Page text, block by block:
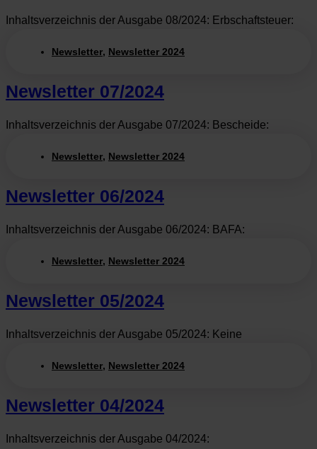
Inhaltsverzeichnis der Ausgabe 08/2024: Erbschaftsteuer:
Newsletter, Newsletter 2024
Newsletter 07/2024
Inhaltsverzeichnis der Ausgabe 07/2024: Bescheide:
Newsletter, Newsletter 2024
Newsletter 06/2024
Inhaltsverzeichnis der Ausgabe 06/2024: BAFA:
Newsletter, Newsletter 2024
Newsletter 05/2024
Inhaltsverzeichnis der Ausgabe 05/2024: Keine
Newsletter, Newsletter 2024
Newsletter 04/2024
Inhaltsverzeichnis der Ausgabe 04/2024: